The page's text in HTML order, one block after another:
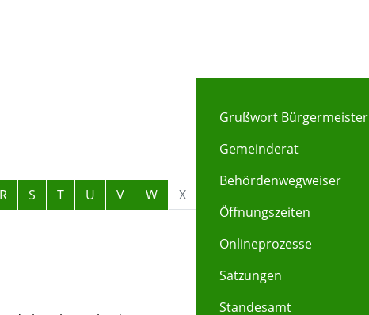
R S T U V W X
Grußwort Bürgermeister
Gemeinderat
Behördenwegweiser
Öffnungszeiten
Onlineprozesse
Satzungen
Standesamt